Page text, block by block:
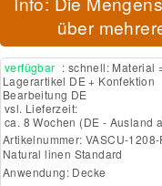
über
verfügbar : schnell: Material
Lagerartikel DE + Konfektion
Bearbeitung DE
vsl. Lieferzeit:
ca. 8 Wochen (DE - Ausland
Artikelnummer: VASCU-
Natural linen Standard
Anwendung: Decke